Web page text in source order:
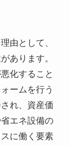
由として、
あります。
化すること
ームを行う
れ、資産価
エネ設備の
に働く要素